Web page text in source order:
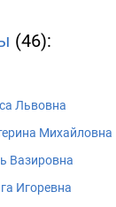
(46):
Львовна
Михайловна
Вазировна
Игоревна